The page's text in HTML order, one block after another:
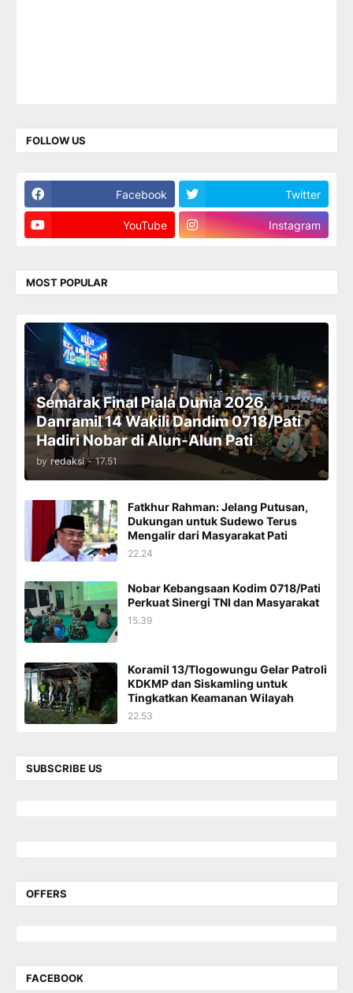
FOLLOW US
Facebook Twitter
YouTube Instagram
MOST POPULAR
Semarak Final Piala Dunia 2026,
Danramil 14 Wakili Dandim 0718/Pati
Hadiri Nobar di Alun-Alun Pati
by redaksi - 17.51
Fatkhur Rahman: Jelang Putusan,
Dukungan untuk Sudewo Terus
Mengalir dari Masyarakat Pati
22.24
Nobar Kebangsaan Kodim 0718/Pati
Perkuat Sinergi TNI dan Masyarakat
15.39
Koramil 13/Tlogowungu Gelar Patroli
KDKMP dan Siskamling untuk
Tingkatkan Keamanan Wilayah
22.53
SUBSCRIBE US
OFFERS
FACEBOOK